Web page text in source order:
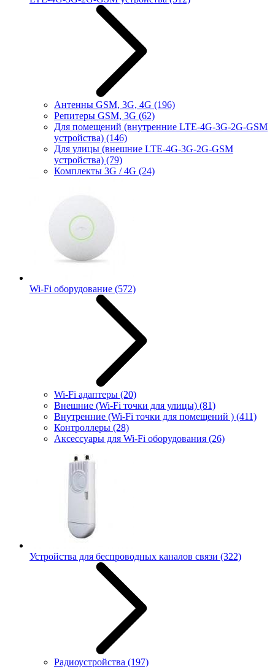
Антенны GSM, 3G, 4G (196)
Репитеры GSM, 3G (62)
Для помещений (внутренние LTE-4G-3G-2G-GSM
устройства) (146)
Для улицы (внешние LTE-4G-3G-2G-GSM
устройства) (79)
Комплекты 3G / 4G (24)
Wi-Fi оборудование (572)
Wi-Fi адаптеры (20)
Внешние (Wi-Fi точки для улицы) (81)
Внутренние (Wi-Fi точки для помещений ) (411)
Контроллеры (28)
Аксессуары для Wi-Fi оборудования (26)
Устройства для беспроводных каналов связи (322)
Радиоустройства (197)